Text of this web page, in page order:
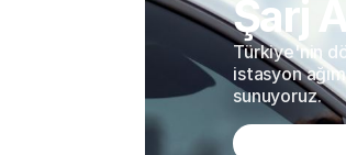
Şarj
Türkiye'nin
istasyon
sunuyoruz.